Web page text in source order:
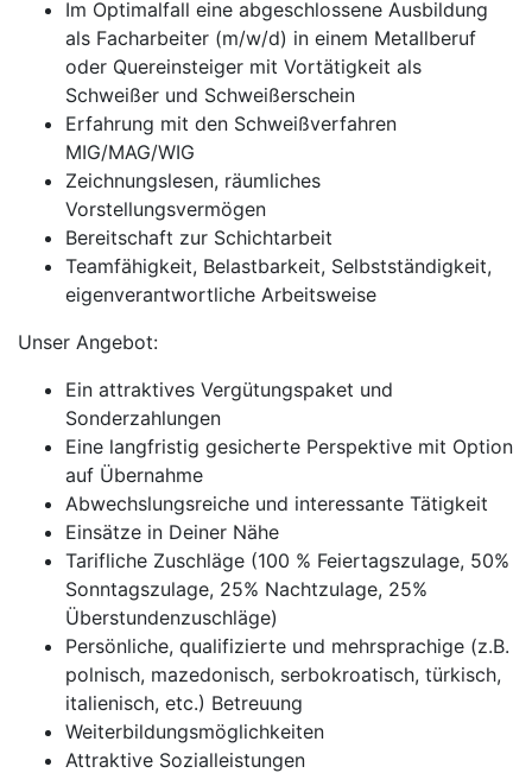
Im Optimalfall eine abgeschlossene Ausbildung
als Facharbeiter (m/w/d) in einem Metallberuf
oder Quereinsteiger mit Vortätigkeit als
Schweißer und Schweißerschein
Erfahrung mit den Schweißverfahren
MIG/MAG/WIG
Zeichnungslesen, räumliches
Vorstellungsvermögen
Bereitschaft zur Schichtarbeit
Teamfähigkeit, Belastbarkeit, Selbstständigkeit,
eigenverantwortliche Arbeitsweise
Unser Angebot:
Ein attraktives Vergütungspaket und
Sonderzahlungen
Eine langfristig gesicherte Perspektive mit Option
auf Übernahme
Abwechslungsreiche und interessante Tätigkeit
Einsätze in Deiner Nähe
Tarifliche Zuschläge (100 % Feiertagszulage, 50%
Sonntagszulage, 25% Nachtzulage, 25%
Überstundenzuschläge)
Persönliche, qualifizierte und mehrsprachige (z.B.
polnisch, mazedonisch, serbokroatisch, türkisch,
italienisch, etc.) Betreuung
Weiterbildungsmöglichkeiten
Attraktive Sozialleistungen